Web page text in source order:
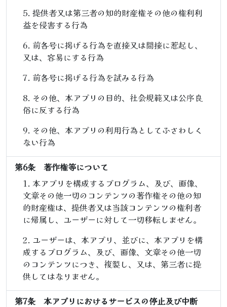
提供者又は第三者の知的財産権その他の権利利
益を侵害する行為
前各号に掲げる行為を直接又は間接に惹起し、
又は、容易にする行為
前各号に掲げる行為を試みる行為
その他、本アプリの目的、社会規範又は公序良
俗に反する行為
その他、本アプリの利用行為としてふさわしく
ない行為
第6条 著作権等について
本アプリを構成するプログラム、及び、画像、
文章その他一切のコンテンツの著作権その他の知
的財産権は、提供者又は当該コンテンツの権利者
に帰属し、ユーザーに対して一切移転しません。
ユーザーは、本アプリ、並びに、本アプリを構
成するプログラム、及び、画像、文章その他一切
のコンテンツにつき、複製し、又は、第三者に提
供してはなりません。
第7条 本アプリにおけるサービスの停止及び中断